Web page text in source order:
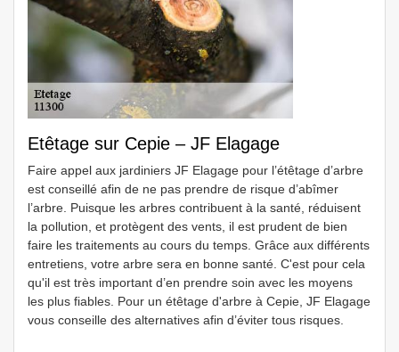
Etêtage sur Cepie – JF Elagage
Faire appel aux jardiniers JF Elagage pour l’étêtage d’arbre
est conseillé afin de ne pas prendre de risque d’abîmer
l’arbre. Puisque les arbres contribuent à la santé, réduisent
la pollution, et protègent des vents, il est prudent de bien
faire les traitements au cours du temps. Grâce aux différents
entretiens, votre arbre sera en bonne santé. C'est pour cela
qu'il est très important d’en prendre soin avec les moyens
les plus fiables. Pour un étêtage d'arbre à Cepie, JF Elagage
vous conseille des alternatives afin d’éviter tous risques.